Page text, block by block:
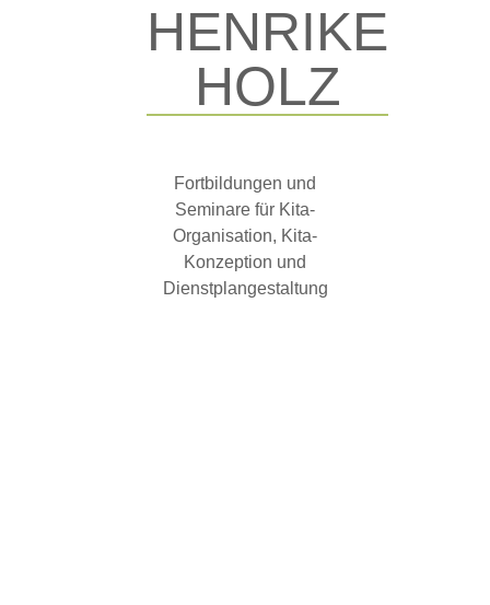
HENRIKE
HOLZ
Fortbildungen und
Seminare für Kita-
Organisation, Kita-
Konzeption und
Dienstplangestaltung